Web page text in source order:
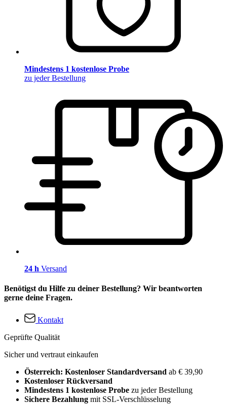
Mindestens 1 kostenlose Probe
zu jeder Bestellung
24 h Versand
Benötigst du Hilfe zu deiner Bestellung? Wir beantworten
gerne deine Fragen.
Kontakt
Geprüfte Qualität
Sicher und vertraut einkaufen
Österreich: Kostenloser Standardversand ab € 39,90
Kostenloser Rückversand
Mindestens 1 kostenlose Probe zu jeder Bestellung
Sichere Bezahlung mit SSL-Verschlüsselung